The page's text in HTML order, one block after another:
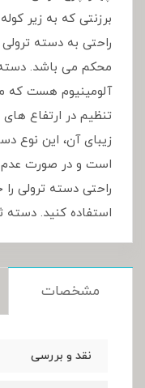
برزنتی که به زیر
راحتی به دسته
محکم می باشد.
آلومینیوم هست که
تنظیم در ارتفاع
زیبای آن، این نوع
است و در صورت عدم
راحتی دسته ترولی
استفاده کنید. دسته
مشخصات
نقد و بررسی